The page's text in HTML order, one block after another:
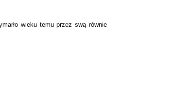
wieku temu przez swą równie